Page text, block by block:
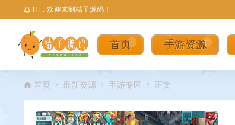
HI，欢迎来到桔子源码！
首页 手游资源
首页 最新资源 手游专区 正文